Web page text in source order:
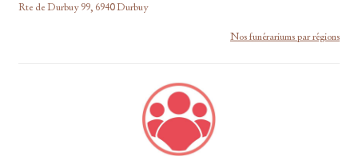
Rte de Durbuy 99, 6940 Durbuy
Nos funérariums par régions